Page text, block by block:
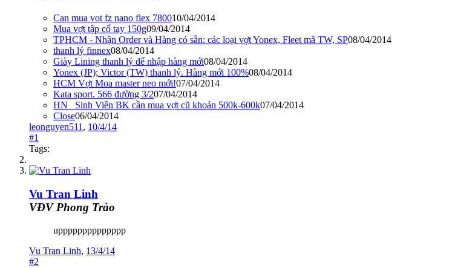
Can mua vot fz nano flex 780010/04/2014
Mua vợt tập cổ tay 150g09/04/2014
TPHCM - Nhận Order và Hàng có sẵn: các loại vợt Yonex, Fleet mã TW, SP08/04/2014
thanh lý finnex08/04/2014
Giày Lining thanh lý để nhập hàng mới08/04/2014
Yonex (JP); Victor (TW) thanh lý. Hàng mới 100%08/04/2014
HCM Vợt Moa master neo mới!07/04/2014
Kata sport. 566 đường 3/207/04/2014
HN_ Sinh Viên BK cần mua vợt cũ khoản 500k-600k07/04/2014
Close06/04/2014
leonguyen511 , 10/4/14
#1
Tags:
Vu Tran Linh
VĐV Phong Trào
upppppppppppppp
Vu Tran Linh, 13/4/14
#2